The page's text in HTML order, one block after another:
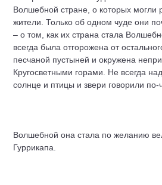
Волшебной стране, о которых могли
жители. Только об одном чуде они
– о том, как их страна стала
всегда была отгорожена от
песчаной пустыней и окружена
Кругосветными горами. Не всегда
солнце и птицы и звери говорили по-
Волшебной она стала по желанию
Гуррикапа.